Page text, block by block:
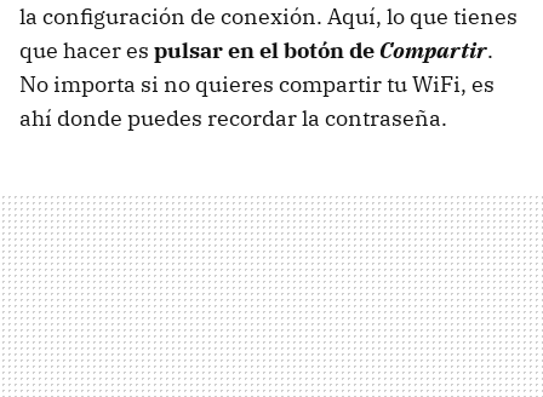
la configuración de conexión. Aquí, lo que tienes
que hacer es pulsar en el botón deCompartir.
No importa si no quieres compartir tu WiFi, es
ahí donde puedes recordar la contraseña.